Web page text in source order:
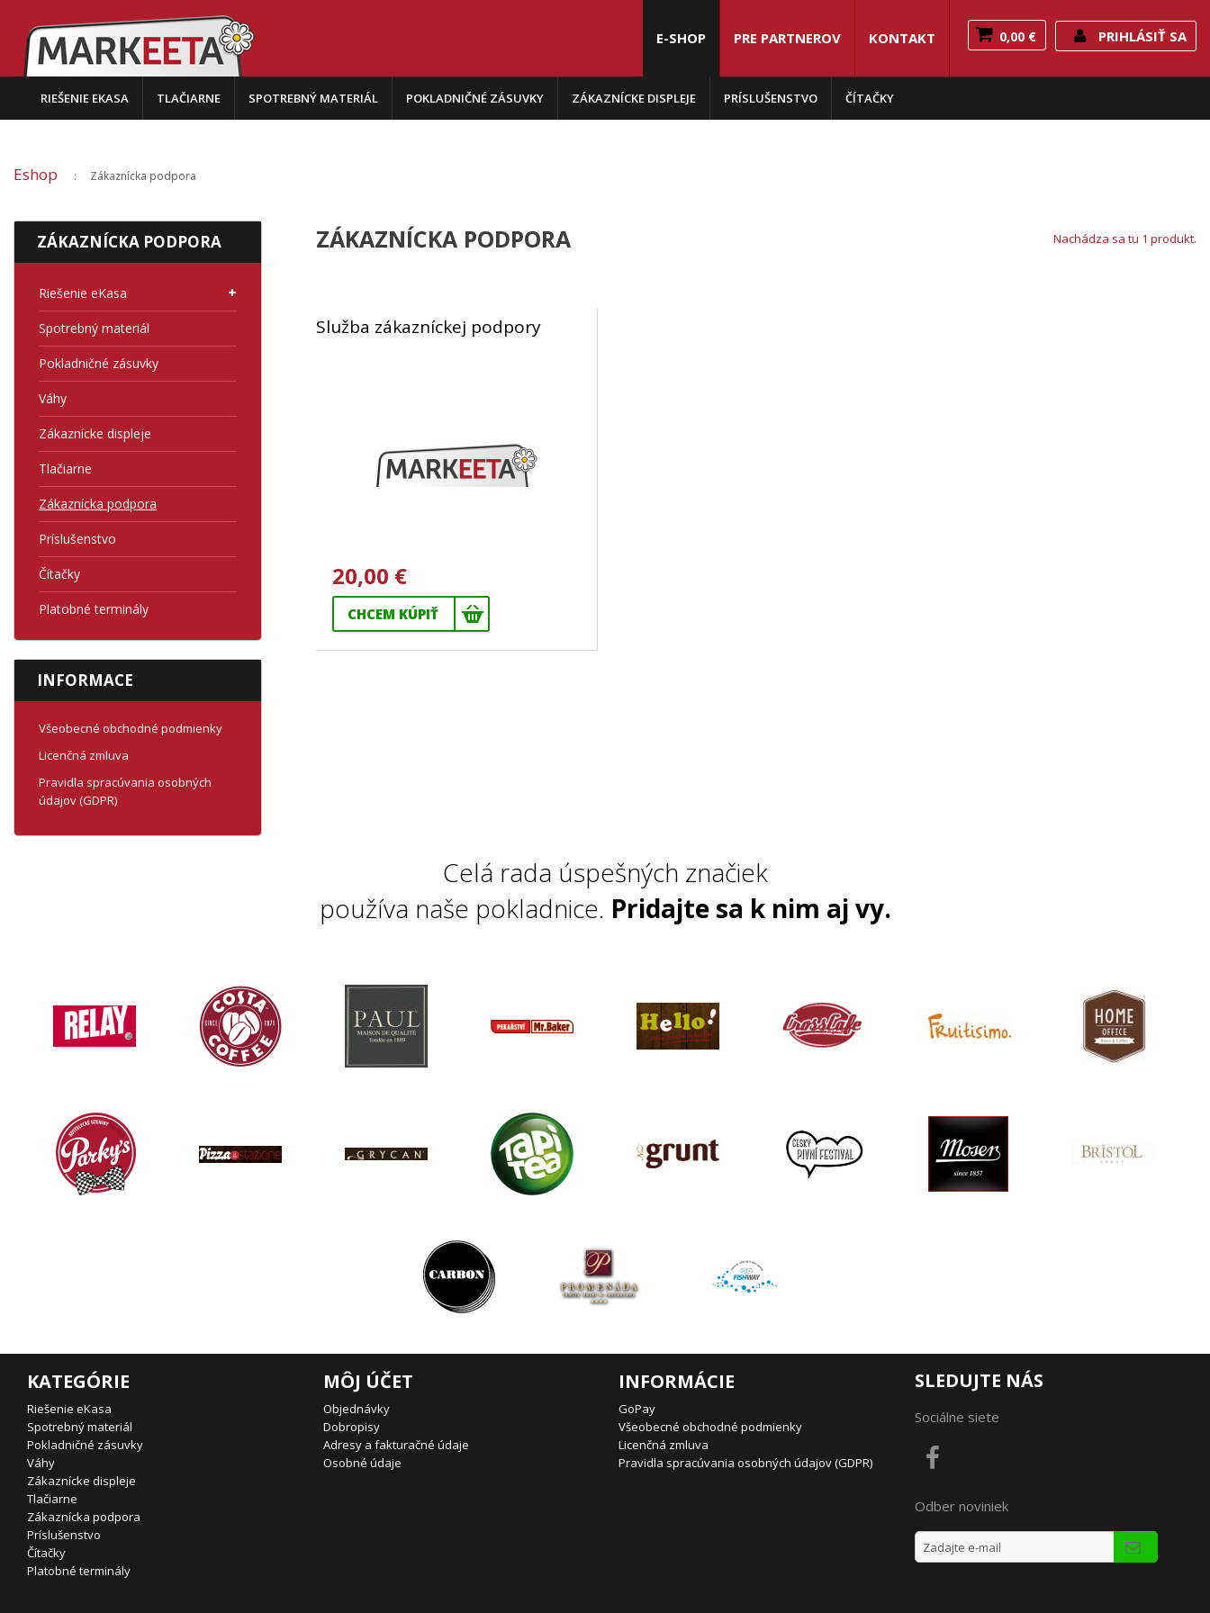
PRIHLÁSIŤ SA
0,00 €
E-SHOP PRE PARTNEROV KONTAKT
RIEŠENIE EKASA TLAČIARNE SPOTREBNÝ MATERIÁL POKLADNIČNÉ ZÁSUVKY ZÁKAZNÍCKE DISPLEJE PRÍSLUŠENSTVO ČÍTAČKY
Eshop Zákaznícka podpora
ZÁKAZNÍCKA PODPORA
Riešenie eKasa
Spotrebný materiál
Pokladničné zásuvky
Váhy
Zákaznícke displeje
Tlačiarne
Zákaznícka podpora
Príslušenstvo
Čítačky
Platobné terminály
INFORMACE
Všeobecné obchodné podmienky
Licenčná zmluva
Pravidla spracúvania osobných
údajov (GDPR)
ZÁKAZNÍCKA PODPORA Nachádza sa tu 1 produkt.
Služba zákazníckej podpory
20,00 €
CHCEM KÚPIŤ
Celá rada úspešných značiek
používa naše pokladnice. Pridajte sa k nim aj vy.
KATEGÓRIE
Riešenie eKasa
Spotrebný materiál
Pokladničné zásuvky
Váhy
Zákaznícke displeje
Tlačiarne
Zákaznícka podpora
Príslušenstvo
Čítačky
Platobné terminály
MÔJ ÚČET
Objednávky
Dobropisy
Adresy a fakturačné údaje
Osobné údaje
INFORMÁCIE
GoPay
Všeobecné obchodné podmienky
Licenčná zmluva
Pravidla spracúvania osobných údajov (GDPR)
SLEDUJTE NÁS
Sociálne siete
Odber noviniek